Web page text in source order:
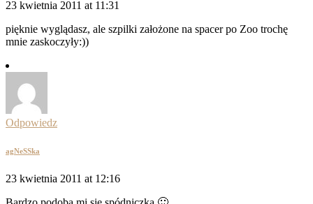
23 kwietnia 2011 at 11:31
pięknie wyglądasz, ale szpilki założone na spacer po Zoo trochę
mnie zaskoczyły:))
Odpowiedz
agNeSSka
23 kwietnia 2011 at 12:16